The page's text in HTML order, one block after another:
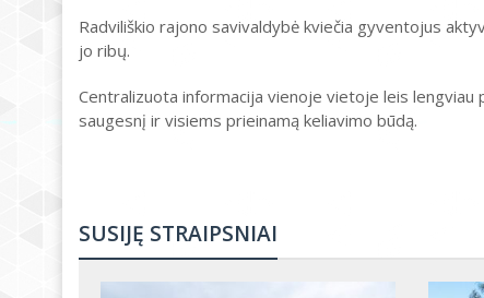
Radviliškio rajono savivaldybė kviečia gyventojus
jo ribų.
Centralizuota informacija vienoje vietoje leis
saugesnį ir visiems prieinamą keliavimo būdą.
SUSIJĘ STRAIPSNIAI